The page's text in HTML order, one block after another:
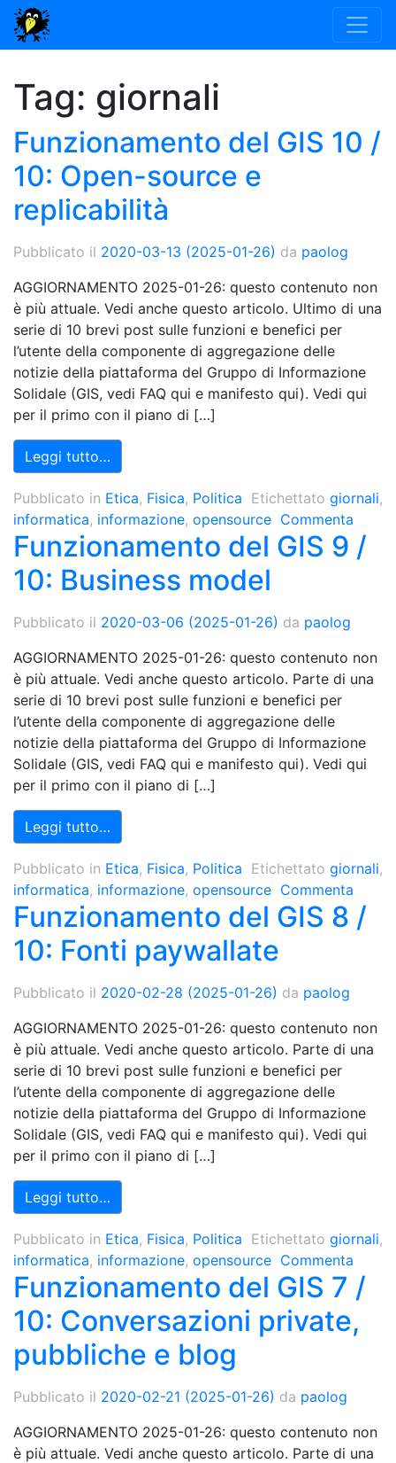
Tag: giornali
Funzionamento del GIS 10 /
10: Open-source e
replicabilità
Pubblicato il 2020-03-13 (2025-01-26) da paolog
AGGIORNAMENTO 2025-01-26: questo contenuto non
è più attuale. Vedi anche questo articolo. Ultimo di una
serie di 10 brevi post sulle funzioni e benefici per
l’utente della componente di aggregazione delle
notizie della piattaforma del Gruppo di Informazione
Solidale (GIS, vedi FAQ qui e manifesto qui). Vedi qui
per il primo con il piano di […]
Leggi tutto…
Pubblicato in Etica, Fisica, Politica Etichettato giornali,
informatica, informazione, opensource Commenta
Funzionamento del GIS 9 /
10: Business model
Pubblicato il 2020-03-06 (2025-01-26) da paolog
AGGIORNAMENTO 2025-01-26: questo contenuto non
è più attuale. Vedi anche questo articolo. Parte di una
serie di 10 brevi post sulle funzioni e benefici per
l’utente della componente di aggregazione delle
notizie della piattaforma del Gruppo di Informazione
Solidale (GIS, vedi FAQ qui e manifesto qui). Vedi qui
per il primo con il piano di […]
Leggi tutto…
Pubblicato in Etica, Fisica, Politica Etichettato giornali,
informatica, informazione, opensource Commenta
Funzionamento del GIS 8 /
10: Fonti paywallate
Pubblicato il 2020-02-28 (2025-01-26) da paolog
AGGIORNAMENTO 2025-01-26: questo contenuto non
è più attuale. Vedi anche questo articolo. Parte di una
serie di 10 brevi post sulle funzioni e benefici per
l’utente della componente di aggregazione delle
notizie della piattaforma del Gruppo di Informazione
Solidale (GIS, vedi FAQ qui e manifesto qui). Vedi qui
per il primo con il piano di […]
Leggi tutto…
Pubblicato in Etica, Fisica, Politica Etichettato giornali,
informatica, informazione, opensource Commenta
Funzionamento del GIS 7 /
10: Conversazioni private,
pubbliche e blog
Pubblicato il 2020-02-21 (2025-01-26) da paolog
AGGIORNAMENTO 2025-01-26: questo contenuto non
è più attuale. Vedi anche questo articolo. Parte di una